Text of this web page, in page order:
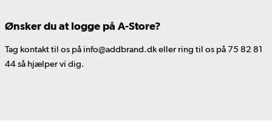
Ønsker du at logge på A-Store?
Tag kontakt til os på info@addbrand.dk eller ring til os på 75 82 81
44 så hjælper vi dig.